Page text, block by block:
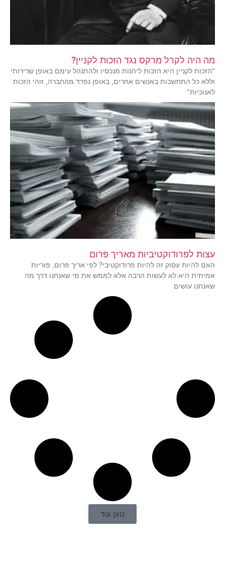
מה היה לקרל מרקס נגד הזכות לקניין?
"הזכות לקניין היא הזכות ליהנות מנכסיו ולהתנהל עימם באופן שרירותי
וללא כל התחשבות באנשים אחרים, באופן נפרד מהחברה, זוהי הזכות
לאנוכיות"
עצות לפרודוקטיביות מאריך פרום
האם להיות עסוק זה להיות פרודוקטיבי? לפי אריך פרום, פוריות
אמיתית היא לא לעשות הרבה אלא לממש את מי שאנחנו דרך מה
שאנחנו עושים
טען עוד